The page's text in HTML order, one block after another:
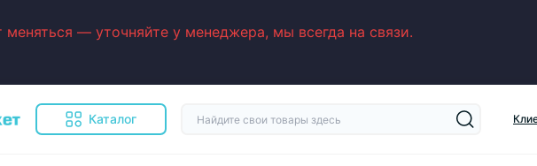
— уточняйте у менеджера, мы всегда на связи.
Каталог